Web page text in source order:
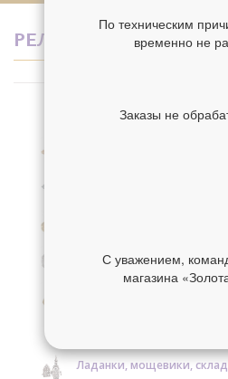
РЕЛИГИЯ БЕРИЛЛ
Образки и нательные
Ладанки, мощевики,
По техническим
временно не
Заказы не
С уважением,
магазина